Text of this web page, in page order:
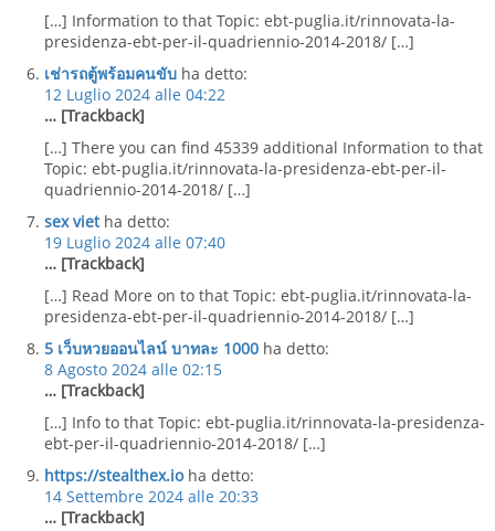
[…] Information to that Topic: ebt-puglia.it/rinnovata-la-
presidenza-ebt-per-il-quadriennio-2014-2018/ […]
เช่ารถตู้พร้อมคนขับ ha detto:
12 Luglio 2024 alle 04:22
… [Trackback]
[…] There you can find 45339 additional Information to that
Topic: ebt-puglia.it/rinnovata-la-presidenza-ebt-per-il-
quadriennio-2014-2018/ […]
sex viet ha detto:
19 Luglio 2024 alle 07:40
… [Trackback]
[…] Read More on to that Topic: ebt-puglia.it/rinnovata-la-
presidenza-ebt-per-il-quadriennio-2014-2018/ […]
5 เว็บหวยออนไลน์ บาทละ 1000 ha detto:
8 Agosto 2024 alle 02:15
… [Trackback]
[…] Info to that Topic: ebt-puglia.it/rinnovata-la-presidenza-
ebt-per-il-quadriennio-2014-2018/ […]
https://stealthex.io ha detto:
14 Settembre 2024 alle 20:33
… [Trackback]